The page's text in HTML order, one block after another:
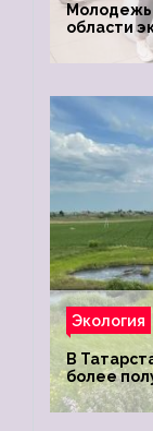
Молодежь
области
Экология
В
более